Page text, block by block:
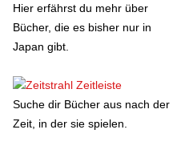
Hier erfährst du mehr über
Bücher, die es bisher nur in
Japan gibt.
Zeitleiste
Suche dir Bücher aus nach der
Zeit, in der sie spielen.